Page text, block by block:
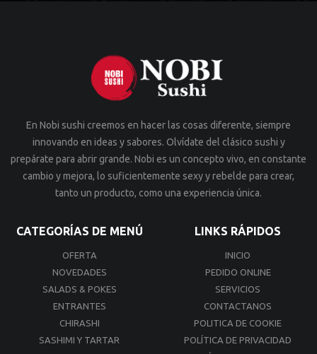
En Nobi sushi creemos en hacer las cosas diferente, siempre
innovando en ideas y sabores. Olvídate del clásico sushi y
prepárate para abrir grande. Nobi es un concepto vivo, en constante
cambio y mejora, lo suficientemente sexy y rebelde para crear,
tanto un producto, como una experiencia única.
CATEGORÍAS DE MENÚ
OFERTA
NOVEDADES
SALADS & POKES
ENTRANTES
CHIRASHI
SASHIMI Y TARTAR
LINKS RÁPIDOS
INICIO
PEDIDO ONLINE
SERVICIOS
CONTACTANOS
POLITICA DE COOKIE
POLÍTICA DE PRIVACIDAD